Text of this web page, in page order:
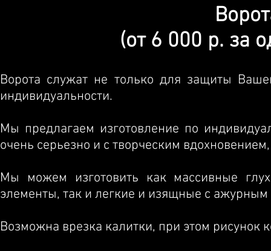
(от 6 000 р. за
Ворота служат не только для защиты
индивидуальности.
Мы предлагаем изготовление по
очень серьезно и с творческим
Мы можем изготовить как массивные
элементы, так и легкие и изящные с
Возможна врезка калитки, при этом рисунок